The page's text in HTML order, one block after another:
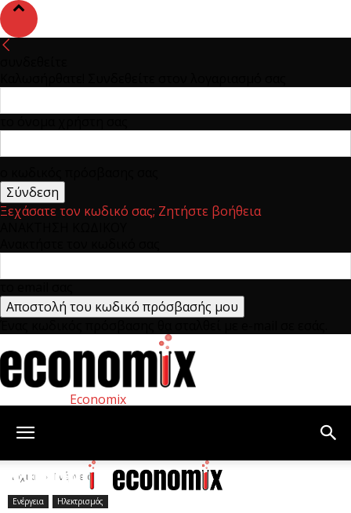
Ξεχάσατε τον κωδικό σας; Ζητήστε βοήθεια
Economix
Αρχική Ενέργεια
Ενέργεια Ηλεκτρισμός